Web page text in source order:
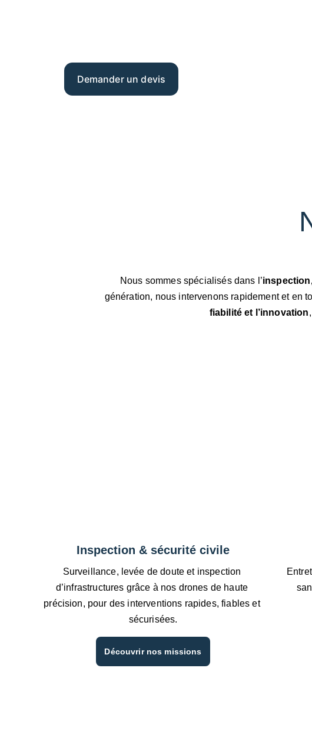
Demander un devis
Nous sommes spécialisés dans l’
génération, nous intervenons rapidement et en
fiabilité et l’innovation
Inspection & sécurité civile
Surveillance, levée de doute et inspection
d’infrastructures grâce à nos drones de haute
précision, pour des interventions rapides, fiables et
sécurisées.
Découvrir nos missions